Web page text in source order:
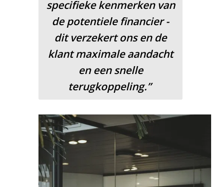
specifieke kenmerken van
de potentiele financier -
dit verzekert ons en de
klant maximale aandacht
en een snelle
terugkoppeling.”